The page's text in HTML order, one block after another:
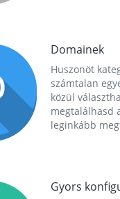
Domainek
Huszonöt
számtalan
közül
megtalálhasd
leginkább
Gyors